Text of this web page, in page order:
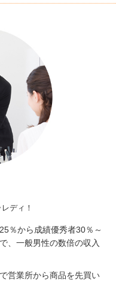
ディ！
％から成績優秀者30％～
、一般男性の数倍の収入
営業所から商品を先買い